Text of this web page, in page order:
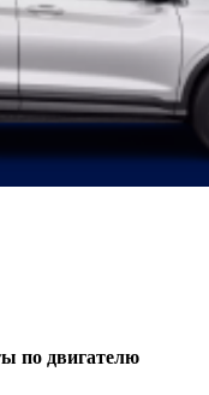
по двигателю